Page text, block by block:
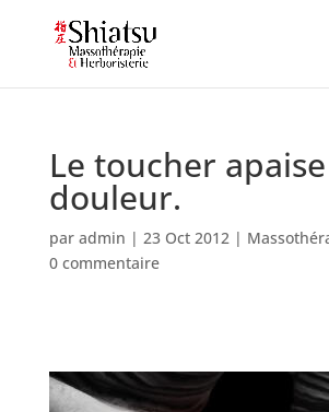
Le toucher
douleur.
par admin | 23 Oct 2012|
0 commentaire